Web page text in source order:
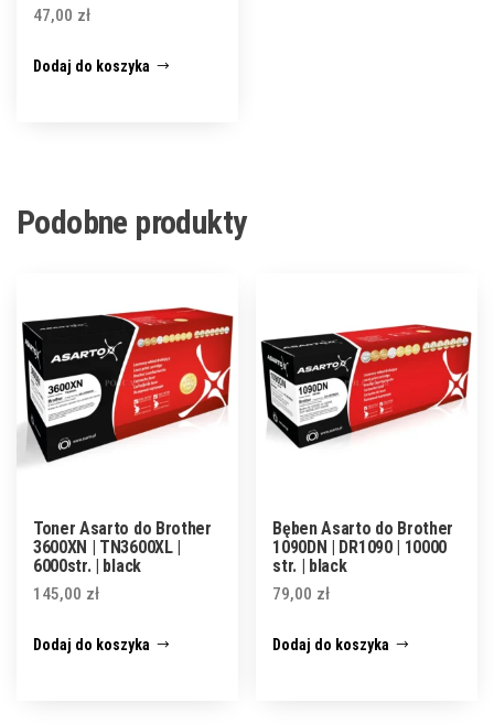
47,00 zł
Dodaj do koszyka
Podobne produkty
Toner Asarto do Brother
3600XN | TN3600XL |
6000str. | black
145,00 zł
Dodaj do koszyka
Bęben Asarto do Brother
1090DN | DR1090 | 10000
str. | black
79,00 zł
Dodaj do koszyka